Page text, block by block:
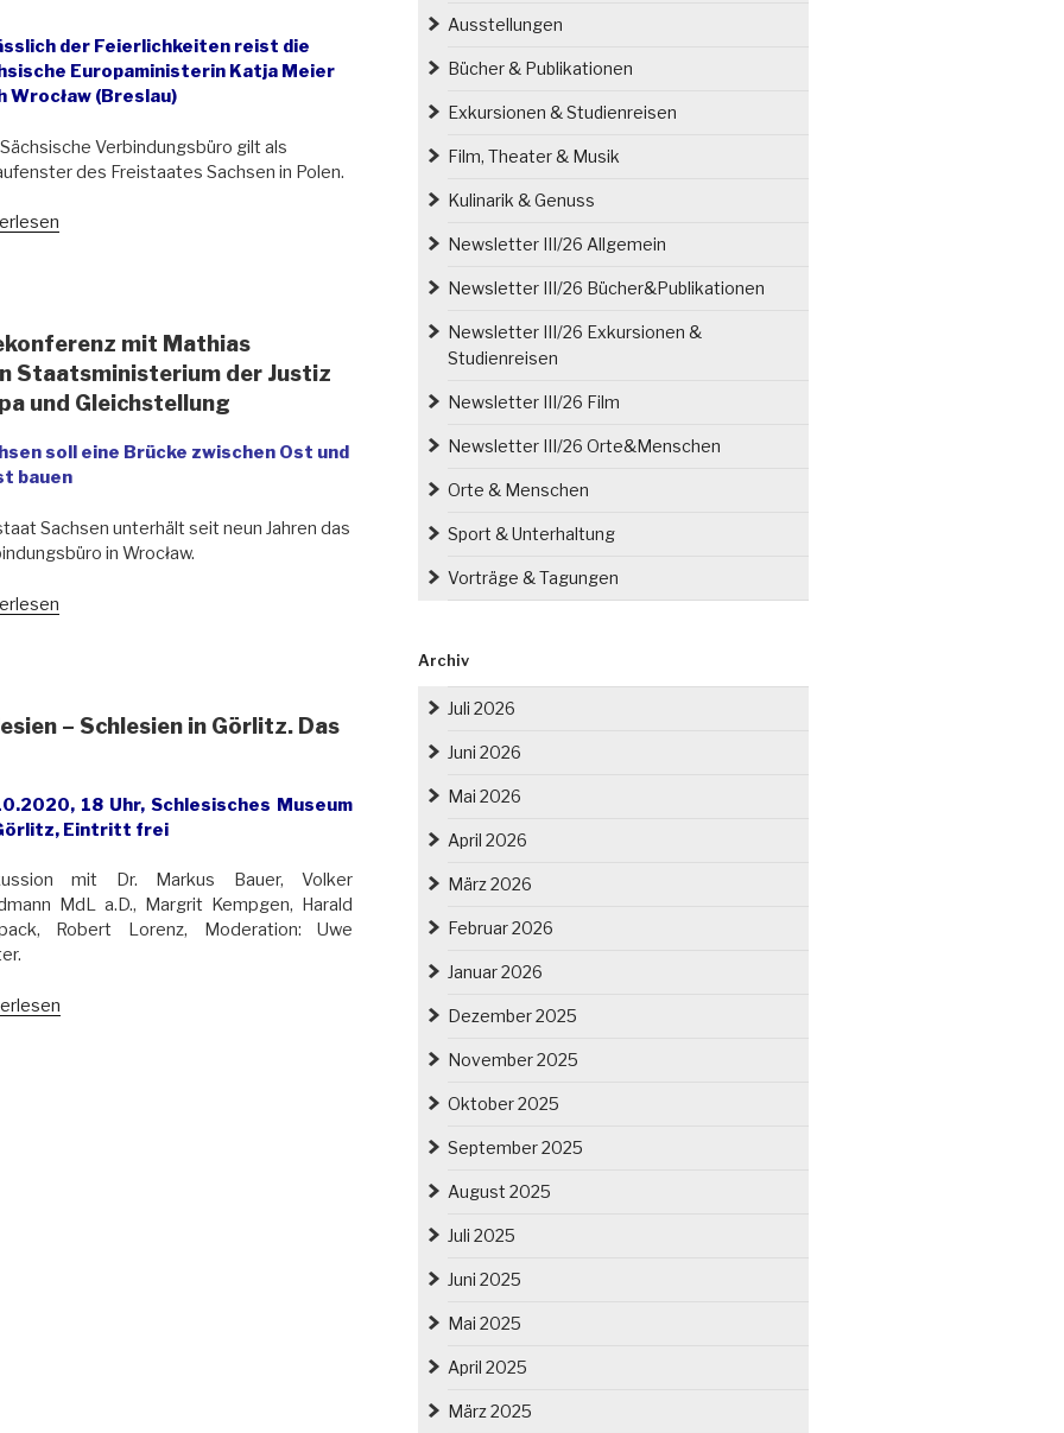
der Feierlichkeiten reist die
Europaministerin Katja Meier
Wrocław (Breslau)
Verbindungsbüro gilt als
des Freistaates Sachsen in Polen.
mit Mathias
Staatsministerium der Justiz
und Gleichstellung
soll eine Brücke zwischen Ost und
bauen
Sachsen unterhält seit neun Jahren das
in Wrocław.
– Schlesien in Görlitz. Das
18 Uhr, Schlesisches Museum
Eintritt frei
mit Dr. Markus Bauer, Volker
MdL a.D., Margrit Kempgen, Harald
Robert Lorenz, Moderation: Uwe
Ausstellungen
Bücher & Publikationen
Exkursionen & Studienreisen
Film, Theater & Musik
Kulinarik & Genuss
Newsletter III/26 Allgemein
Newsletter III/26 Bücher&Publikationen
Newsletter III/26 Exkursionen &
Studienreisen
Newsletter III/26 Film
Newsletter III/26 Orte&Menschen
Orte & Menschen
Sport & Unterhaltung
Vorträge & Tagungen
Archiv
Juli 2026
Juni 2026
Mai 2026
April 2026
März 2026
Februar 2026
Januar 2026
Dezember 2025
November 2025
Oktober 2025
September 2025
August 2025
Juli 2025
Juni 2025
Mai 2025
April 2025
März 2025